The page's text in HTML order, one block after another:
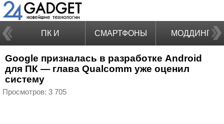
ПК И
НОУТБУКИ
СМАРТФОНЫ МОДДИНГ
Google призналась в разработке Android
для ПК — глава Qualcomm уже оценил
систему
Просмотров: 3 705